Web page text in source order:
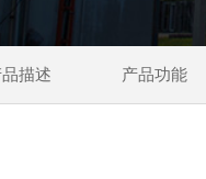
描述 产品功能